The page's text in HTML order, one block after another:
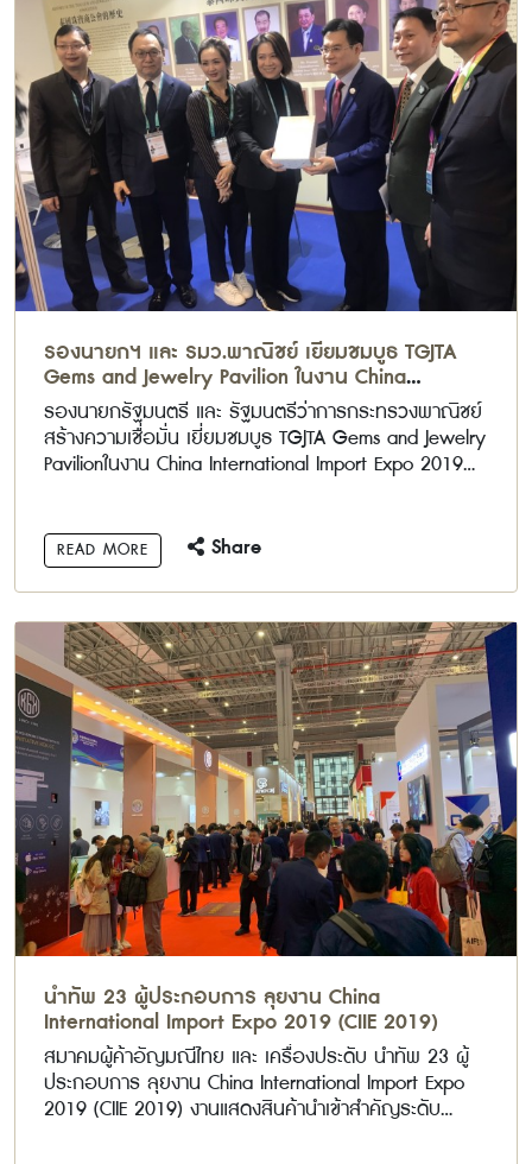
รองนายกฯ และ รมว.พาณิชย์ เยี่ยมชมบูธ TGJTA
Gems and Jewelry Pavilion ในงาน China
International Import Expo 2019 (CIIE2019)
รองนายกรัฐมนตรี และ รัฐมนตรีว่าการกระทรวงพาณิชย์
สร้างความเชื่อมั่น เยี่ยมชมบูธ TGJTA Gems and Jewelry
Pavilionในงาน China International Import Expo 2019
READ MORE Share
นำทัพ 23 ผู้ประกอบการ ลุยงาน China
International Import Expo 2019 (CIIE 2019)
สมาคมผู้ค้าอัญมณีไทย และ เครื่องประดับ นำทัพ 23 ผู้
ประกอบการ ลุยงาน China International Import Expo
2019 (CIIE 2019) งานแสดงสินค้านำเข้าสำคัญระดับ